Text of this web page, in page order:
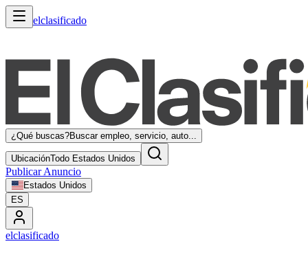
elclasificado
¿Qué buscas?Buscar empleo, servicio, auto...
UbicaciónTodo Estados Unidos
Publicar Anuncio
Estados Unidos
ES
elclasificado